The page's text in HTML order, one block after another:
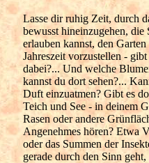
Lasse dir ruhig Zeit, durch
bewusst hineinzugehen,
erlauben kannst, den
Jahreszeit vorzustellen -
dabei?... Und welche
kannst du dort sehen?...
Duft einzuatmen? Gibt es
Teich und See - in deinem
Rasen oder andere
Angenehmes hören? Etwa
oder das Summen der
gerade durch den Sinn